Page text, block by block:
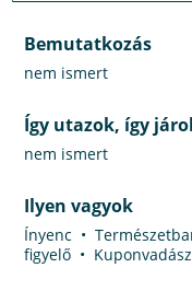
Bemutatkozás
nem ismert
Így utazok, így
nem ismert
Ilyen vagyok
Ínyenc •
figyelő •